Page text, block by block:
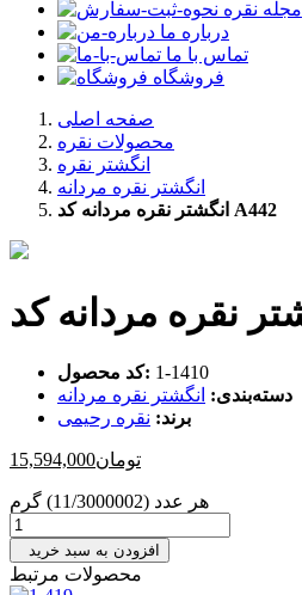
مجله نقره
درباره ما
تماس با ما
فروشگاه
صفحه اصلی
محصولات نقره
انگشتر نقره
انگشتر نقره مردانه
انگشتر نقره مردانه کد A442
کد محصول: ‎1-1410
دسته‌بندی: انگشتر نقره مردانه
برند: نقره رحیمی
15,594,000تومان
هر عدد (11/3000002) گرم
افزودن به سبد خرید
محصولات مرتبط